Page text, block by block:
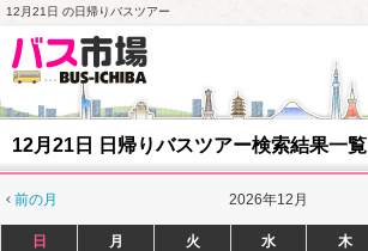
12月21日 の日帰りバスツアー
12月21日 日帰りバスツアー検索結果一覧
前の月 2026年12月
日 月 火 水 木